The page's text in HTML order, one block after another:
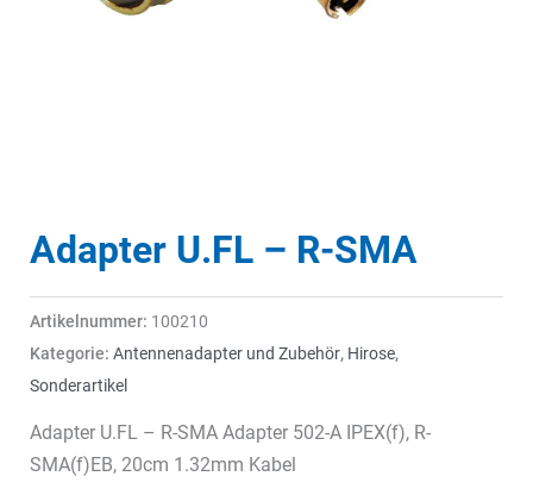
Adapter U.FL – R-SMA
Artikelnummer: 100210
Kategorie: Antennenadapter und Zubehör, Hirose,
Sonderartikel
Adapter U.FL – R-SMA Adapter 502-A IPEX(f), R-
SMA(f)EB, 20cm 1.32mm Kabel